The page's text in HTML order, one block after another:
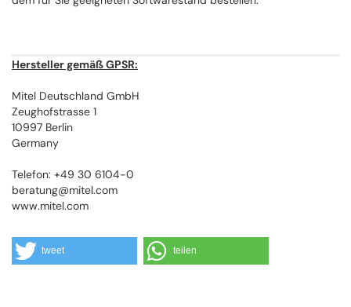
Hersteller gemäß GPSR:
Mitel Deutschland GmbH
Zeughofstrasse 1
10997 Berlin
Germany
Telefon: +49 30 6104-0
beratung@mitel.com
www.mitel.com
tweet teilen